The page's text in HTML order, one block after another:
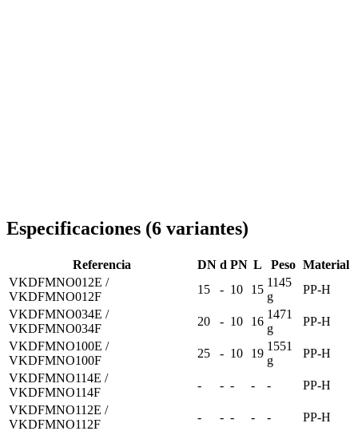
Especificaciones (6 variantes)
Referencia DN d PN L Peso Material
VKDFMNO012E /
VKDFMNO012F
15 - 10 15
1145
g
PP-H
VKDFMNO034E /
VKDFMNO034F
20 - 10 16
1471
g
PP-H
VKDFMNO100E /
VKDFMNO100F
25 - 10 19
1551
g
PP-H
VKDFMNO114E /
VKDFMNO114F
- - - - -
PP-H
VKDFMNO112E /
VKDFMNO112F
- - - - -
PP-H